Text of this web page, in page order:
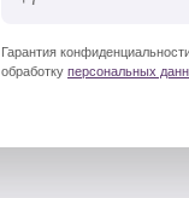
Гарантия
обработку персональных